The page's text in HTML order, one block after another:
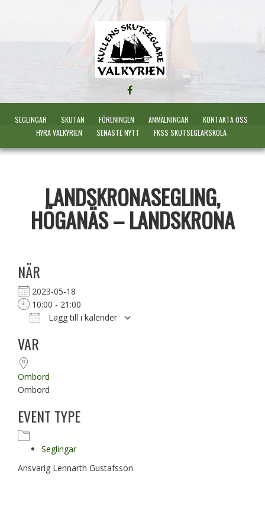
FÖLJ
OSS
PÅ
FACEBOOK
SEGLINGAR SKUTAN FÖRENINGEN ANMÄLNINGAR
KONTAKTA OSS
HYRA VALKYRIEN
SENASTE NYTT FKSS SKUTSEGLARSKOLA
LANDSKRONASEGLING,
HÖGANÄS – LANDSKRONA
NÄR
2023-05-18
10:00 - 21:00
Lägg till i kalender
VAR
Ombord
Ombord
EVENT TYPE
Seglingar
Ansvarig Lennarth Gustafsson